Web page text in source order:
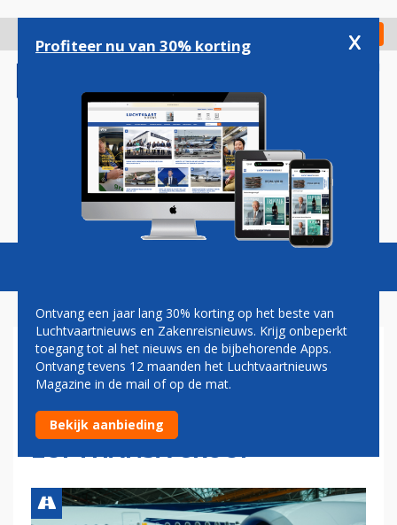
gaan
Check in
Magazine Podcasts Vacatures
MÜNCHEN AIRPORT SLUIT
LANGDURIGE DEAL VOOR
EXCLUSIEVE PIER
LUFTHANSA GROUP
Profiteer nu van 30% korting x
Ontvang een jaar lang 30% korting op het beste van
Luchtvaartnieuws en Zakenreisnieuws. Krijg onbeperkt
toegang tot al het nieuws en de bijbehorende Apps.
Ontvang tevens 12 maanden het Luchtvaartnieuws
Magazine in de mail of op de mat.
Bekijk aanbieding